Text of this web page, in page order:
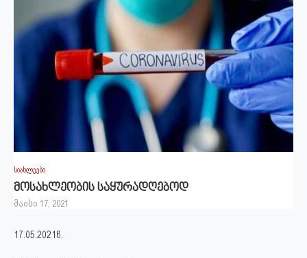
სიახლეები
მოსახლეობის საყურადღებოდ
მაისი 17, 2021
17.05.2021წ.